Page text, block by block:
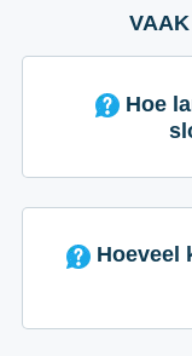
Hoeveel kost het om de voordeur te